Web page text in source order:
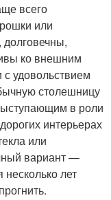
всего
или
ко внешним
с удовольствием
столешницу
в роли
интерьерах
или
вариант —
лет